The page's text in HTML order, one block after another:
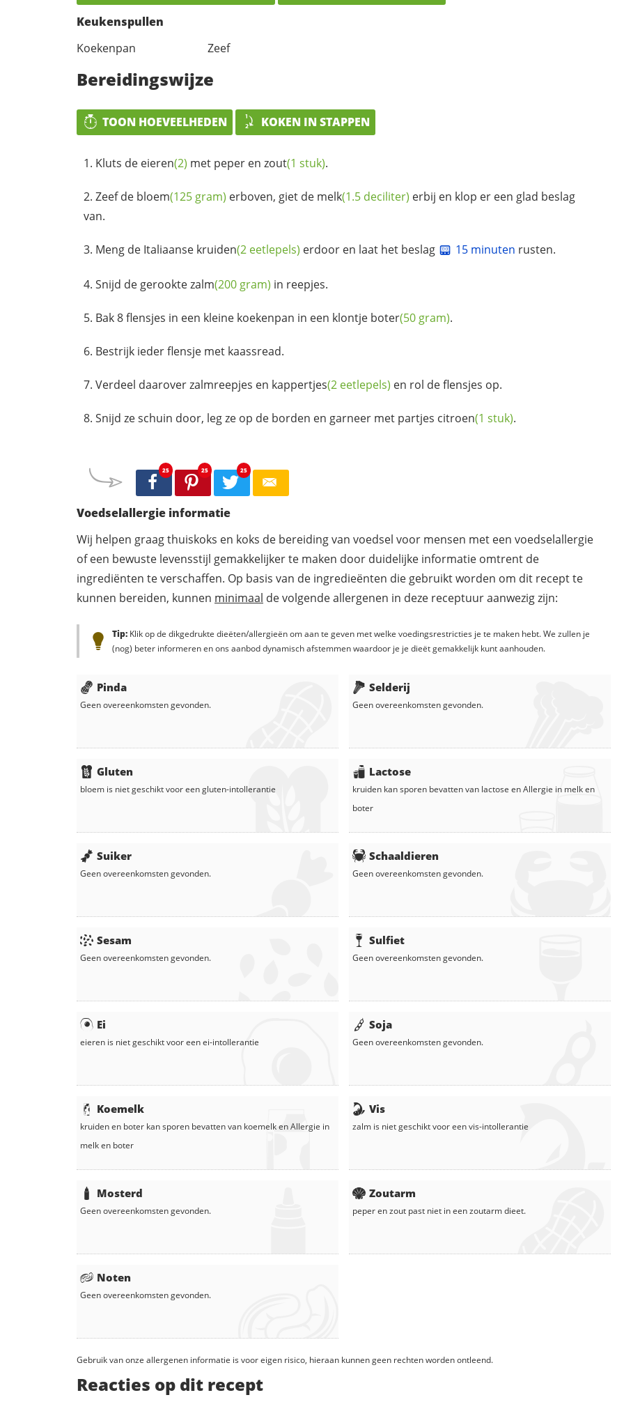
Keukenspullen
Koekenpan
Zeef
Bereidingswijze
TOON HOEVEELHEDEN KOKEN IN STAPPEN
Kluts de eieren(2) met peper en zout(1 stuk).
Zeef de bloem(125 gram) erboven, giet de melk(1.5 deciliter) erbij en klop er een glad beslag
van.
Meng de Italiaanse kruiden(2 eetlepels) erdoor en laat het beslag 15 minuten rusten.
Snijd de gerooktezalm(200 gram) in reepjes.
Bak 8 flensjes in een kleine koekenpan in een klontje boter(50 gram).
Bestrijk ieder flensje met kaassread.
Verdeel daarover zalmreepjes en kappertjes(2 eetlepels) en rol de flensjes op.
Snijd ze schuin door, leg ze op de borden en garneer met partjes citroen(1 stuk).
25 25 25
Voedselallergie informatie
Wij helpen graag thuiskoks en koks de bereiding van voedsel voor mensen met een voedselallergie
of een bewuste levensstijl gemakkelijker te maken door duidelijke informatie omtrent de
ingrediënten te verschaffen. Op basis van de ingredieënten die gebruikt worden om dit recept te
kunnen bereiden, kunnen minimaal de volgende allergenen in deze receptuur aanwezig zijn:
Tip: Klik op de dikgedrukte dieëten/allergieën om aan te geven met welke voedingsrestricties je te maken hebt. We zullen je
(nog) beter informeren en ons aanbod dynamisch afstemmen waardoor je je dieët gemakkelijk kunt aanhouden.
Pinda
Geen overeenkomsten gevonden.
Gluten
bloem is niet geschikt voor een gluten-intollerantie
Suiker
Geen overeenkomsten gevonden.
Sesam
Geen overeenkomsten gevonden.
Ei
eieren is niet geschikt voor een ei-intollerantie
Koemelk
kruidenen boter kan sporen bevatten van koemelk enAllergie in
melken boter
Mosterd
Geen overeenkomsten gevonden.
Noten
Geen overeenkomsten gevonden.
Selderij
Geen overeenkomsten gevonden.
Lactose
kruiden kan sporen bevatten van lactose enAllergie in melken
boter
Schaaldieren
Geen overeenkomsten gevonden.
Sulfiet
Geen overeenkomsten gevonden.
Soja
Geen overeenkomsten gevonden.
Vis
zalm is niet geschikt voor een vis-intollerantie
Zoutarm
peper en zout past niet in een zoutarm dieet.
Gebruik van onze allergenen informatie is voor eigen risico, hieraan kunnen geen rechten worden ontleend.
Reacties op dit recept